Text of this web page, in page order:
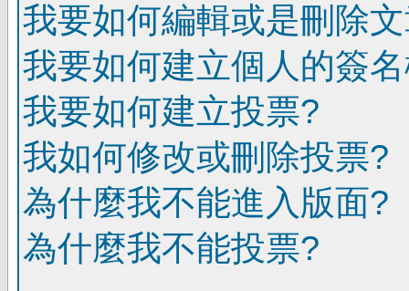
我要如何編輯或是刪除
我要如何建立個人的簽
我要如何建立投票?
我如何修改或刪除投票?
為什麼我不能進入版面?
為什麼我不能投票?